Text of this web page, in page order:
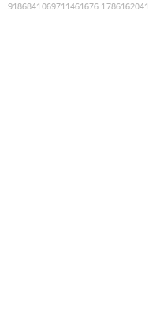
9186841069711461676:1786162041